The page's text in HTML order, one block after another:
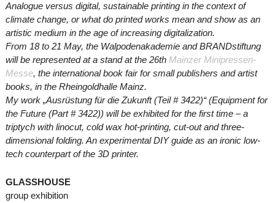
Analogue versus digital, sustainable printing in the context of
climate change, or what do printed works mean and show as an
artistic medium in the age of increasing digitalization.
From 18 to 21 May, the Walpodenakademie and BRANDstiftung
will be represented at a stand at the 26th Mainzer Minipressen-
Messe, the international book fair for small publishers and artist
books, in the Rheingoldhalle Mainz.
My work „Ausrüstung für die Zukunft (Teil # 3422)“ (Equipment for
the Future (Part # 3422)) will be exhibited for the first time – a
triptych with linocut, cold wax hot-printing, cut-out and three-
dimensional folding. An experimental DIY guide as an ironic low-
tech counterpart of the 3D printer.
GLASSHOUSE
group exhibition